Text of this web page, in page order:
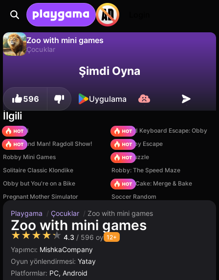
Zoo with mini games
Çocuklar
İlerlemeyi kaydet! Hayır
Şimdi Oyna
596 Uygulama
İlgili
TB World
+1 Speed Keyboard Escape: Obby
Playground Man! Ragdoll Show!
Your Obby Escape
Robby Mini Games
Arrow Puzzle
Solitaire Classic Klondike
Robby: The Speed Maze
Obby but You're on a Bike
Piece of Cake: Merge & Bake
Pregnant Mother Simulator
Soccer Random
Playgama / Çocuklar / Zoo with mini games
Zoo with mini games
★★★★★ 4.3 / 596 oy 12+
Yapımcı: MishkaCompany
Oyun yönlendirmesi: Yatay
Platformlar: PC, Android